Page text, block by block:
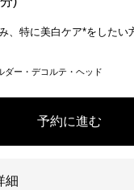
、特に美白ケア*をしたい
ダー・デコルテ・ヘッド
予約に進む
細